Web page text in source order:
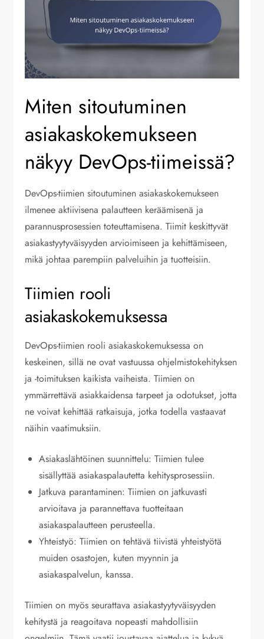
Miten sitoutuminen
asiakaskokemukseen
näkyy DevOps-tiimeissä?
DevOps-tiimien sitoutuminen asiakaskokemukseen
ilmenee aktiivisena palautteen keräämisenä ja
parannusprosessien toteuttamisena. Tiimit keskittyvät
asiakastyytyväisyyden arvioimiseen ja kehittämiseen,
mikä johtaa parempiin palveluihin ja tuotteisiin.
Tiimien rooli
asiakaskokemuksessa
DevOps-tiimien rooli asiakaskokemuksessa on
keskeinen, sillä ne ovat vastuussa ohjelmistokehityksen
ja -toimituksen kaikista vaiheista. Tiimien on
ymmärrettävä asiakkaidensa tarpeet ja odotukset, jotta
ne voivat kehittää ratkaisuja, jotka todella vastaavat
näihin vaatimuksiin.
Asiakaslähtöinen suunnittelu: Tiimien tulee
sisällyttää asiakaspalautetta kehitysprosessiin.
Jatkuva parantaminen: Tiimien on jatkuvasti
arvioitava ja parannettava tuotteitaan
asiakaspalautteen perusteella.
Yhteistyö: Tiimien on tehtävä tiivistä yhteistyötä
muiden osastojen, kuten myynnin ja
asiakaspalvelun, kanssa.
Tiimien on myös seurattava asiakastyytyväisyyden
kehitystä ja reagoitava nopeasti mahdollisiin